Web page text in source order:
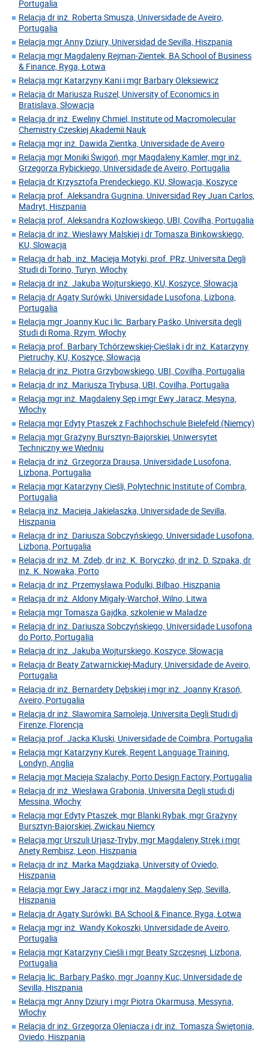
Portugalia
Relacja dr inż. Roberta Smusza, Universidade de Aveiro,
Portugalia
Relacja mgr Anny Dziury, Universidad de Sevilla, Hiszpania
Relacja mgr Magdaleny Rejman-Zientek, BA School of Business
& Finance, Ryga, Łotwa
Relacja mgr Katarzyny Kani i mgr Barbary Oleksiewicz
Relacja dr Mariusza Ruszel, University of Economics in
Bratislava, Słowacja
Relacja dr inż. Eweliny Chmiel, Institute od Macromolecular
Chemistry Czeskiej Akademii Nauk
Relacja mgr inż. Dawida Zientka, Universidade de Aveiro
Relacja mgr Moniki Świgoń, mgr Magdaleny Kamler, mgr inż.
Grzegorza Rybickiego, Universidade de Aveiro, Portugalia
Relacja dr Krzysztofa Prendeckiego, KU, Słowacja, Koszyce
Relacja prof. Aleksandra Gugnina, Universidad Rey Juan Carlos,
Madryt, Hiszpania
Relacja prof. Aleksandra Kozłowskiego, UBI, Covilha, Portugalia
Relacja dr inż. Wiesławy Malskiej i dr Tomasza Binkowskiego,
KU, Slowacja
Relacja dr hab. inż. Macieja Motyki, prof. PRz, Universita Degli
Studi di Torino, Turyn, Włochy
Relacja dr inż. Jakuba Wojturskiego, KU, Koszyce, Słowacja
Relacja dr Agaty Surówki, Universidade Lusofona, Lizbona,
Portugalia
Relacja mgr Joanny Kuc i lic. Barbary Paśko, Universita degli
Studi di Roma, Rzym, Włochy
Relacja prof. Barbary Tchórzewskiej-Cieślak i dr inż. Katarzyny
Pietruchy, KU, Koszyce, Słowacja
Relacja dr inz. Piotra Grzybowskiego, UBI, Covilha, Portugalia
Relacja dr inż. Mariusza Trybusa, UBI, Covilha, Portugalia
Relacja mgr inż. Magdaleny Sęp i mgr Ewy Jaracz, Mesyna,
Włochy
Relacja mgr Edyty Ptaszek z Fachhochschule Bielefeld (Niemcy)
Relacja mgr Grażyny Bursztyn-Bajorskiej, Uniwersytet
Techniczny we Wiedniu
Relacja dr inż. Grzegorza Drausa, Universidade Lusofona,
Lizbona, Portugalia
Relacja mgr Katarzyny Cieśli, Polytechnic Institute of Combra,
Portugalia
Relacja inż. Macieja Jakielaszka, Universidade de Sevilla,
Hiszpania
Relacja dr inż. Dariusza Sobczyńskiego, Universidade Lusofona,
Lizbona, Portugalia
Relacja dr inż. M. Zdeb, dr inż. K. Boryczko, dr inż. D. Szpaka, dr
inż. K. Nowaka, Porto
Relacja dr inż. Przemysława Podulki, Bilbao, Hiszpania
Relacja dr inż. Aldony Migały-Warchoł, Wilno, Litwa
Relacja mgr Tomasza Gajdka, szkolenie w Maladze
Relacja dr inż. Dariusza Sobczyńskiego, Universidade Lusofona
do Porto, Portugalia
Relacja dr inż. Jakuba Wojturskiego, Koszyce, Słowacja
Relacja dr Beaty Zatwarnickiej-Madury, Universidade de Aveiro,
Portugalia
Relacja dr inż. Bernardety Dębskiej i mgr inż. Joanny Krasoń,
Aveiro, Portugalia
Relacja dr inż. Slawomira Samoleja, Universita Degli Studi di
Firenze, Florencja
Relacja prof. Jacka Kluski, Universidade de Coimbra, Portugalia
Relacja mgr Katarzyny Kurek, Regent Language Training,
Londyn, Anglia
Relacja mgr Macieja Szalachy, Porto Design Factory, Portugalia
Relacja dr inż. Wiesława Grabonia, Universita Degli studi di
Messina, Włochy
Relacja mgr Edyty Ptaszek, mgr Blanki Rybak, mgr Grażyny
Bursztyn-Bajorskiej, Zwickau Niemcy
Relacja mgr Urszuli Urjasz-Tryby, mgr Magdaleny Stręk i mgr
Anety Rembisz, Leon, Hiszpania
Relacja dr inż. Marka Magdziaka, University of Oviedo,
Hiszpania
Relacja mgr Ewy Jaracz i mgr inż. Magdaleny Sęp, Sevilla,
Hiszpania
Relacja dr Agaty Surówki, BA School & Finance, Ryga, Łotwa
Relacja mgr inż. Wandy Kokoszki, Universidade de Aveiro,
Portugalia
Relacja mgr Katarzyny Cieśli i mgr Beaty Szczęsnej, Lizbona,
Portugalia
Relacja lic. Barbary Paśko, mgr Joanny Kuc, Universidade de
Sevilla, Hiszpania
Relacja mgr Anny Dziury i mgr Piotra Okarmusa, Messyna,
Włochy
Relacja dr inż. Grzegorza Oleniacza i dr inż. Tomasza Świętonia,
Oviedo, Hiszpania